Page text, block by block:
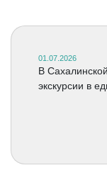
01.07.2026
В
экскурсии в